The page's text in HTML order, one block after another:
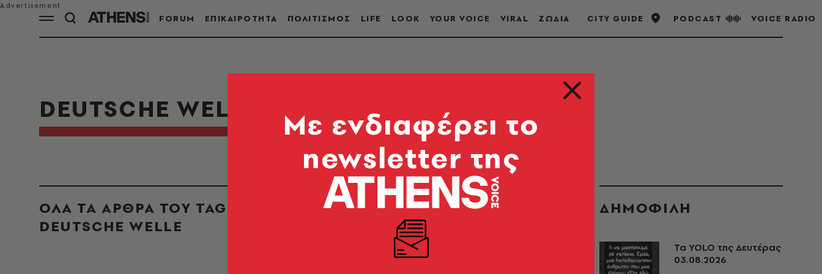
FORUM ΕΠΙΚΑΙΡΟΤΗΤΑ ΠΟΛΙΤΙΣΜΟΣ LIFE LOOK YOUR VOICE VIRAL ΖΩΔΙΑ CITY GUIDE PODCAST VOICE RADIO
DEUTSCHE WELLE
ΟΛΑ ΤΑ ΑΡΘΡΑ ΤΟΥ TAG
DEUTSCHE WELLE
ΔΗΜΟΦΙΛΗ
Τα YOLO της Δευτέρας
03.08.2026
Mε ενδιαφέρει το
newsletter της